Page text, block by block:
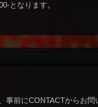
となります。
事前にCONTACTからお問